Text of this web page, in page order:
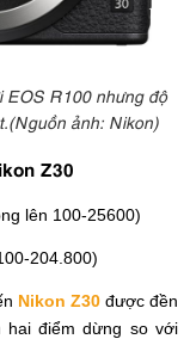
EOS R100 nhưng độ
ảnh: Nikon)
Z30
lên 100-25600)
204.800)
Nikon Z30được đền
hai điểm dừng so với